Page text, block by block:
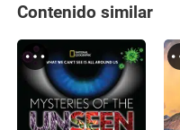
Contenido similar